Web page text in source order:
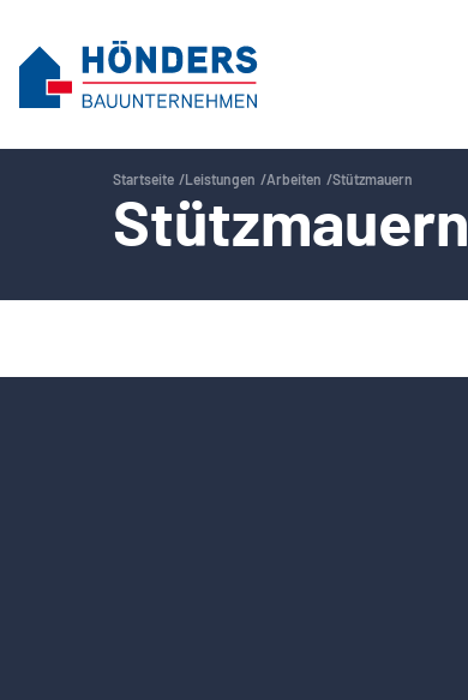
Startseite Leistungen Arbeiten Stützmauern
Stützmauern